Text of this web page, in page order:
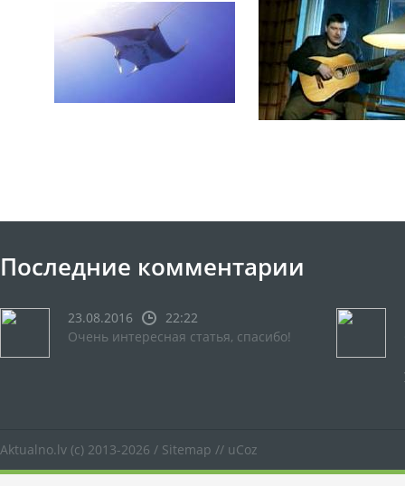
Последние комментарии
23.08.2016
22:22
Очень интересная статья, спасибо!
Aktualno.lv (c) 2013-2026 / Sitemap // uCoz